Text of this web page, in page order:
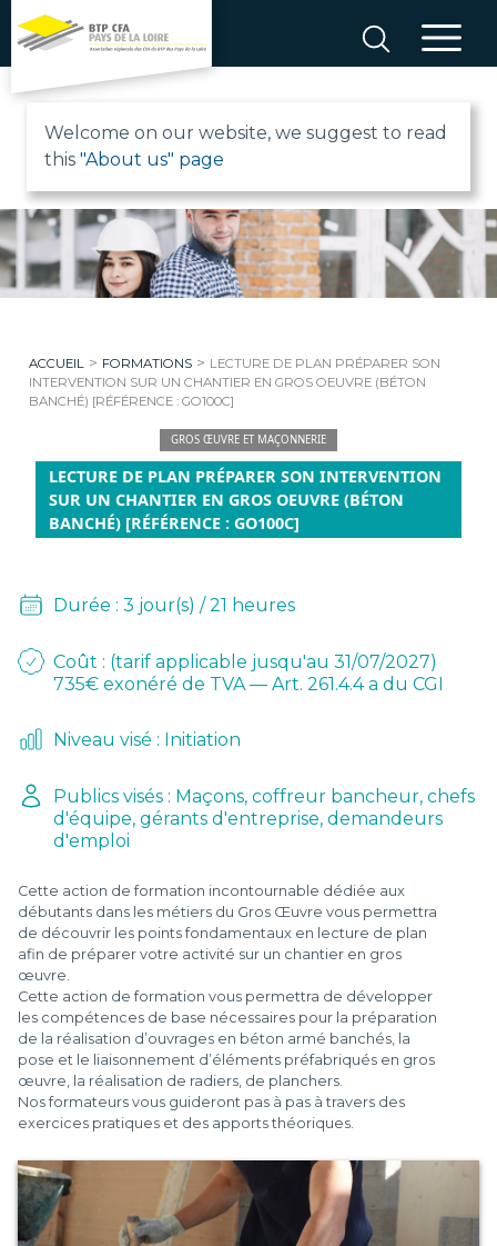
Aller
au
contenu
P
C
Welcome on our website, we suggest to read
this "About us" page
ACCUEIL > FORMATIONS > LECTURE DE PLAN PRÉPARER SON
INTERVENTION SUR UN CHANTIER EN GROS OEUVRE (BÉTON
BANCHÉ) [RÉFÉRENCE : GO100C]
GROS ŒUVRE ET MAÇONNERIE
LECTURE DE PLAN PRÉPARER SON INTERVENTION
SUR UN CHANTIER EN GROS OEUVRE (BÉTON
BANCHÉ) [RÉFÉRENCE : GO100C]
Durée : 3 jour(s) / 21 heures
Coût : (tarif applicable jusqu'au 31/07/2027)
735€ exonéré de TVA — Art. 261.4.4 a du CGI
Niveau visé : Initiation
Publics visés : Maçons, coffreur bancheur, chefs
d'équipe, gérants d'entreprise, demandeurs
d'emploi
Cette action de formation incontournable dédiée aux
débutants dans les métiers du Gros Œuvre vous permettra
de découvrir les points fondamentaux en lecture de plan
afin de préparer votre activité sur un chantier en gros
œuvre.
Cette action de formation vous permettra de développer
les compétences de base nécessaires pour la préparation
de la réalisation d’ouvrages en béton armé banchés, la
pose et le liaisonnement d’éléments préfabriqués en gros
œuvre, la réalisation de radiers, de planchers.
Nos formateurs vous guideront pas à pas à travers des
exercices pratiques et des apports théoriques.